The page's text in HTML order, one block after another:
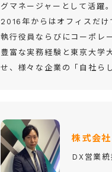
グマネージャーとして活躍。
2016年からはオフィスだ
執行役員ならびにコーポレ
豊富な実務経験と東京大学
せ、様々な企業の「自社ら
株式会
DX営業